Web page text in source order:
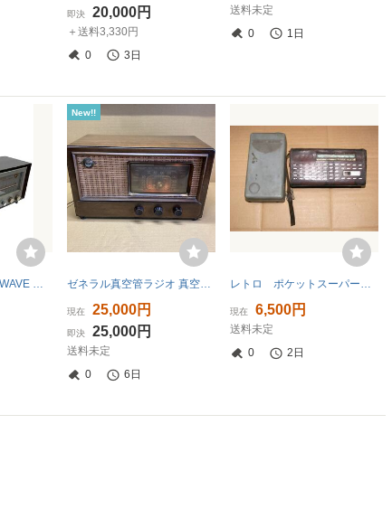
即決 20,000円
＋送料3,330円
0
3日
送料未定
0
1日
COROANA DUAL - WAVE 真空管ラジオ現状1955年代 昭和レトロ
New!!
ゼネラル真空管ラジオ 真空管 ラジオ SuperRadio
現在 25,000円
即決 25,000円
送料未定
0
6日
レトロ ポケットスーパー POCKET SUPER 真空管ラジオ サンヨー セブントランジスタラジオ 希少
現在 6,500円
送料未定
0
2日